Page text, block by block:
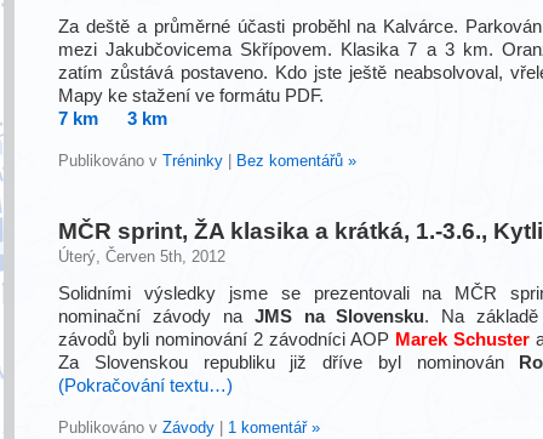
Za deště a průměrné účasti proběhl na Kalvárce.
mezi Jakubčovicema Skřípovem. Klasika 7 a 3 km.
zatím zůstává postaveno. Kdo jste ještě neabsolvoval,
Mapy ke stažení ve formátu PDF.
7 km
3 km
Publikováno v Tréninky Bez komentářů »
MČR sprint, ŽA klasika a krátká, 1.-3.6.,
Úterý, Červen 5th, 2012
Solidními výsledky jsme se prezentovali na MČR
nominační závody na JMS na Slovensku. Na základě
závodů byli nominování 2 závodníci AOP Marek Schuster
Za Slovenskou republiku již dříve byl nominován
(Pokračování textu…)
Publikováno v Závody 1 komentář »